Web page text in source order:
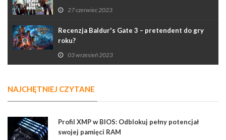
27 czerwiec 2023
Recenzja Baldur's Gate 3 – pretendent do gry
roku?
03 wrzesień 2023
NAJCHĘTNIEJ CZYTANE
Profil XMP w BIOS: Odblokuj pełny potencjał
swojej pamięci RAM